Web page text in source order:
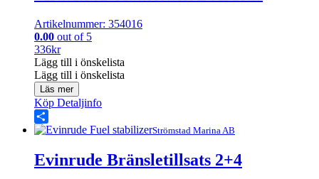
Artikelnummer: 354016
0.00 out of 5
336kr
Lägg till i önskelista
Lägg till i önskelista
Läs mer
Köp Detaljinfo
Share Strömstad Marina AB
Evinrude Bränsletillsats 2+4